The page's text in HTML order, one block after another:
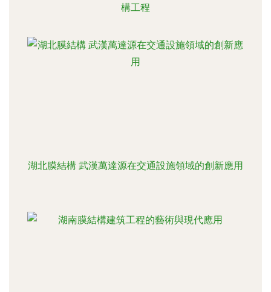
構工程
湖北膜結構 武漢萬達源在交通設施領域的創新應用